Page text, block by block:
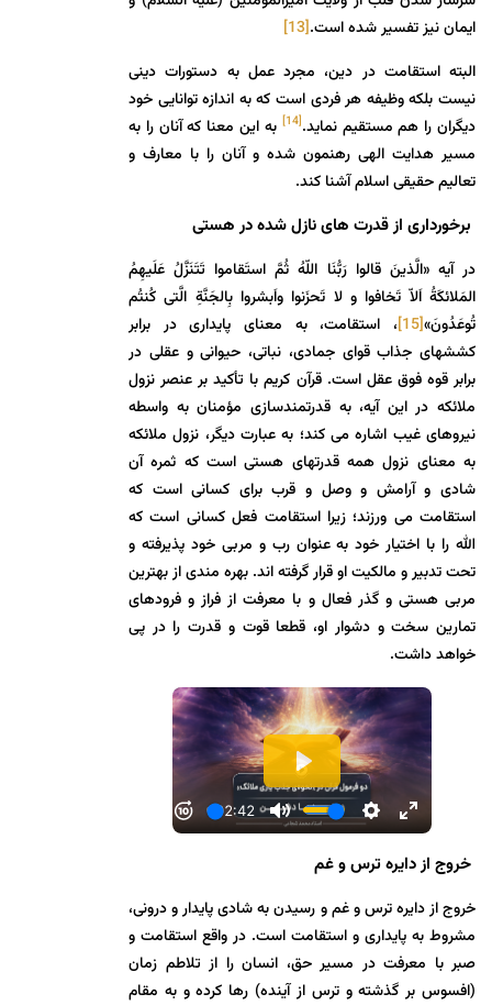
ایمان نیز تفسیر شده است.[13]
البته استقامت در دين، مجرد عمل به دستورات دينى
نيست بلكه وظيفه هر فردى است كه به اندازه توانايى خود
ديگران را هم مستقيم نمايد.[14]
به این معنا که آنان را به
مسیر هدایت الهی رهنمون شده و آنان را با معارف و
تعالیم حقیقی اسلام آشنا کند.
برخورداری از قدرت های نازل شده در هستی
در آیه «الَّذینَ قالوا رَبُّنَا اللّهُ ثُمَّ استَقاموا تَتَنَزَّلُ عَلَیهِمُ
المَلائکَةُ اَلاّ تَخافوا و لا تَحزَنوا واَبشروا بِالجَنَّةِ الَّتی کُنتُم
تُوعَدُونَ»[15]
، استقامت، به معنای پایداری در برابر
كششهای جذاب قواى جمادی، نباتی، حیوانی و عقلی در
برابر قوه فوق عقل است. قرآن کریم با تأکید بر عنصر نزول
ملائکه در این آیه، به قدرتمندسازی مؤمنان به واسطه
نیروهای غیب اشاره می کند؛ به عبارت دیگر، نزول ملائکه
به معنای نزول همه قدرتهای هستی است که ثمره آن
شادی و آرامش و وصل و قرب برای کسانی است که
استقامت می ورزند؛ زیرا استقامت فعل کسانی است که
الله را با اختیار خود به عنوان رب و مربی خود پذیرفته و
تحت تدبیر و مالکیت او قرار گرفته اند. بهره مندی از بهترین
مربی هستی و گذر فعال و با معرفت از فراز و فرودهای
تمارین سخت و دشوار او، قطعا قوت و قدرت را در پی
خواهد داشت.
خروج از دایره ترس و غم
خروج از دایره ترس و غم و رسيدن به شادی پایدار و درونی،
مشروط به پایداری و استقامت است. در واقع استقامت و
صبر با معرفت در مسیر حق، انسان را از تلاطم زمان
(افسوس بر گذشته و ترس از آینده) رها کرده و به مقام